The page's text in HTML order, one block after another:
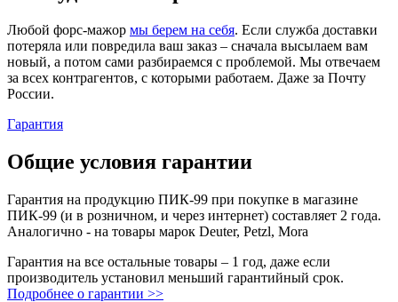
Любой форс-мажор мы берем на себя. Если служба доставки
потеряла или повредила ваш заказ – сначала высылаем вам
новый, а потом сами разбираемся с проблемой. Мы отвечаем
за всех контрагентов, с которыми работаем. Даже за Почту
России.
Гарантия
Общие условия гарантии
Гарантия на продукцию ПИК-99 при покупке в магазине
ПИК-99 (и в розничном, и через интернет) составляет 2 года.
Аналогично - на товары марок Deuter, Petzl, Mora
Гарантия на все остальные товары – 1 год, даже если
производитель установил меньший гарантийный срок.
Подробнее о гарантии >>